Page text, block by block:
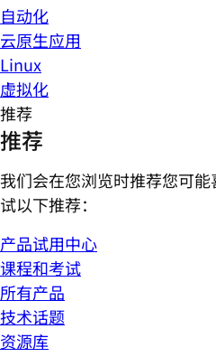
自动化
云原生应用
Linux
虚拟化
推荐
推荐
我们会在您浏览时推荐您可
试以下推荐：
产品试用中心
课程和考试
所有产品
技术话题
资源库